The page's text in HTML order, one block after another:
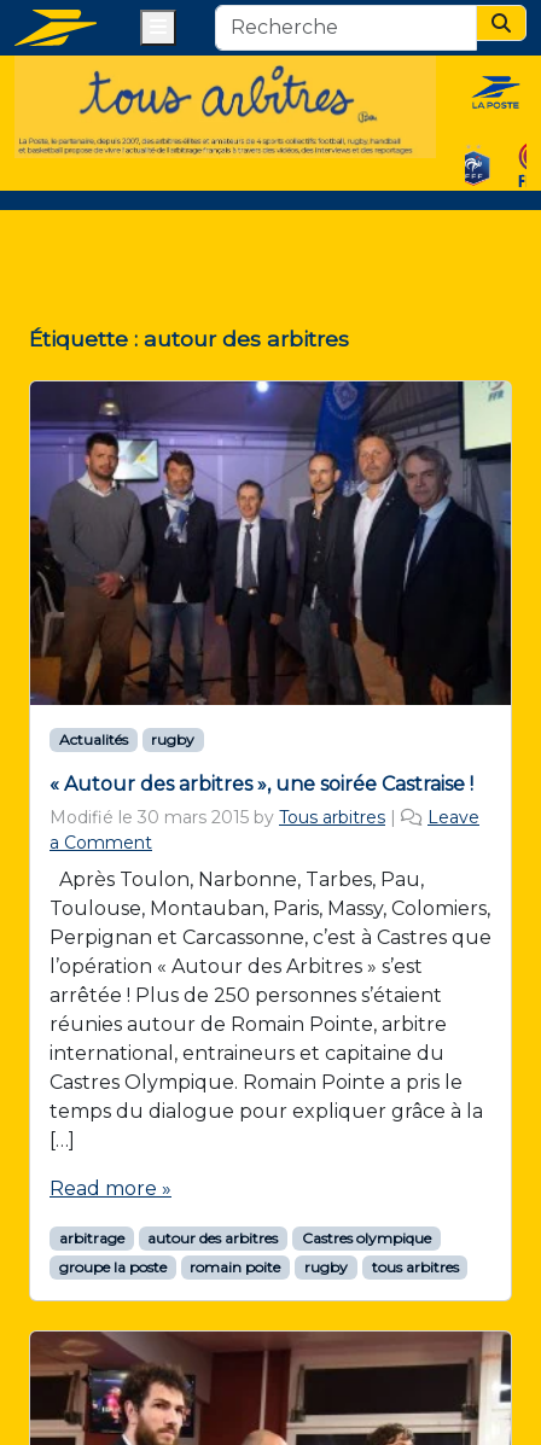
Étiquette : autour des arbitres
Actualités rugby
« Autour des arbitres », une soirée Castraise !
Modifié le 30 mars 2015 by Tous arbitres |
Leave
a Comment
Après Toulon, Narbonne, Tarbes, Pau,
Toulouse, Montauban, Paris, Massy, Colomiers,
Perpignan et Carcassonne, c’est à Castres que
l’opération « Autour des Arbitres » s’est
arrêtée ! Plus de 250 personnes s’étaient
réunies autour de Romain Pointe, arbitre
international, entraineurs et capitaine du
Castres Olympique. Romain Pointe a pris le
temps du dialogue pour expliquer grâce à la
[…]
Read more »
arbitrage autour des arbitres
Castres olympique
groupe la poste
romain poite rugby tous arbitres